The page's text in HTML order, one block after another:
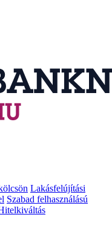
Lakásfelújítási
Szabad felhasználású